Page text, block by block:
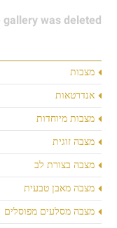
מצבות
אנדרטאות
מצבות מיוחדות
מצבה זוגית
מצבה בצורת לב
מצבה מאבן טבעית
מצבה מסלעים מפוסלים
was deleted.